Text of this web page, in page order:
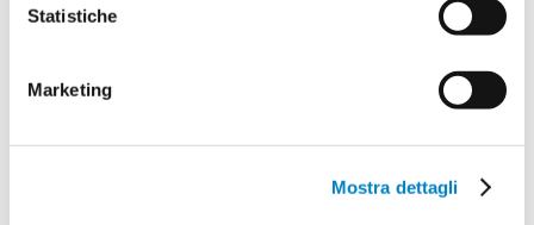
Statistiche
Marketing
Mostra dettagli
4 Riepilogo ordine:
Tazza in acciaio Bismarck
Quantità:
50